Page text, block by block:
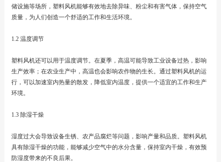
储设施等场所，塑料风机能够有效地去除异味、粉尘和有害气体，保持空气
质量，为人们创造一个舒适的工作和生活环境。
1.2 温度调节
塑料风机还可以用于温度调节。在夏季，高温可能导致工业设备过热，影响
生产效率；在农业生产中，高温也会影响农作物的生长。通过塑料风机的运
行，可以加速室内热量的散发，降低室内温度，提供一个适宜的工作和生产
环境。
1.3 除湿干燥
湿度过大会导致设备生锈、农产品腐烂等问题，影响产量和品质。塑料风机
具有除湿干燥的功能，能够减少空气中的水分含量，保持室内干燥，有效预
防湿度带来的不良后果。